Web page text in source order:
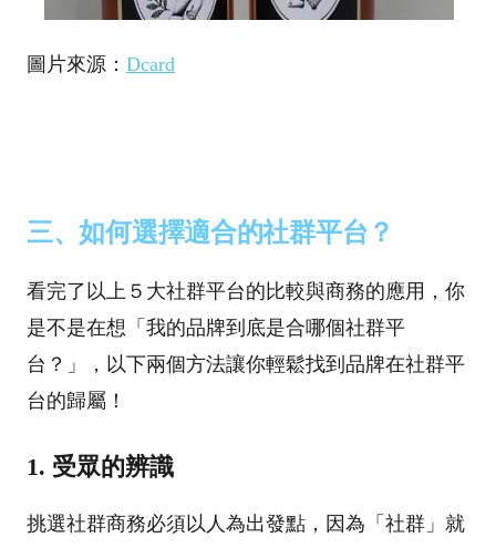
圖片來源： Dcard
三、如何選擇適合的社群平台？
看完了以上５大社群平台的比較與商務的應用，你
是不是在想「我的品牌到底是合哪個社群平
台？」，以下兩個方法讓你輕鬆找到品牌在社群平
台的歸屬！
1. 受眾的辨識
挑選社群商務必須以人為出發點，因為「社群」就